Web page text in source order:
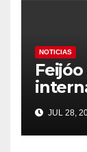
NOTICIAS
JUL 28,